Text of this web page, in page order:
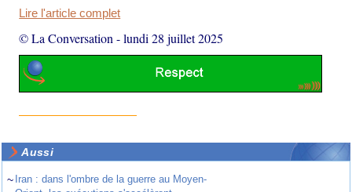
Lire l'article complet
© La Conversation -lundi 28 juillet 2025
Aussi
~ Iran : dans l'ombre de la guerre au Moyen-